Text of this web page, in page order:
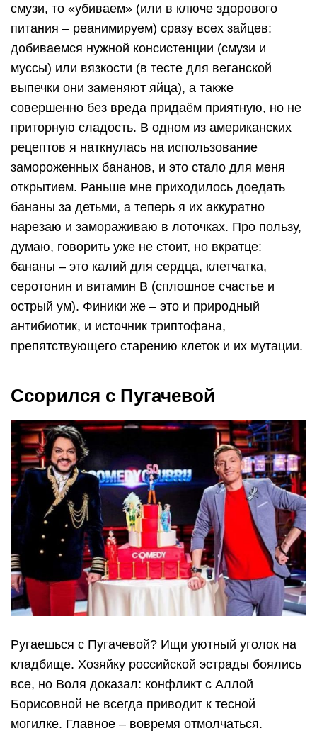
смузи, то «убиваем» (или в ключе здорового
питания – реанимируем) сразу всех зайцев:
добиваемся нужной консистенции (смузи и
муссы) или вязкости (в тесте для веганской
выпечки они заменяют яйца), а также
совершенно без вреда придаём приятную, но не
приторную сладость. В одном из американских
рецептов я наткнулась на использование
замороженных бананов, и это стало для меня
открытием. Раньше мне приходилось доедать
бананы за детьми, а теперь я их аккуратно
нарезаю и замораживаю в лоточках. Про пользу,
думаю, говорить уже не стоит, но вкратце:
бананы – это калий для сердца, клетчатка,
серотонин и витамин B (сплошное счастье и
острый ум). Финики же – это и природный
антибиотик, и источник триптофана,
препятствующего старению клеток и их мутации.
Ссорился с Пугачевой
Ругаешься с Пугачевой? Ищи уютный уголок на
кладбище. Хозяйку российской эстрады боялись
все, но Воля доказал: конфликт с Аллой
Борисовной не всегда приводит к тесной
могилке. Главное – вовремя отмолчаться.